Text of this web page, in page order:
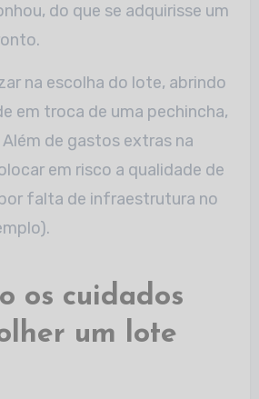
do que se adquirisse um
na escolha do lote, abrindo
em troca de uma pechincha,
Além de gastos extras na
em risco a qualidade de
falta de infraestrutura no
os cuidados
um lote